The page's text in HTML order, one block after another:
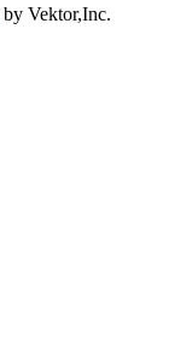
by Vektor,Inc.